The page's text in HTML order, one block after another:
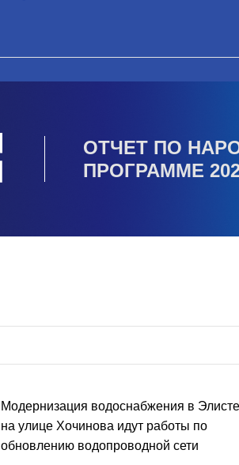
ОТЧЕТ ПО
ПРОГРАММЕ
Модернизация водоснабжения в
на улице Хочинова идут работы по
обновлению водопроводной сети